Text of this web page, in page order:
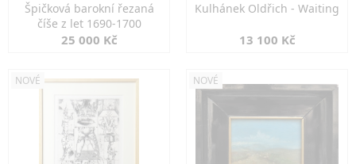
Špičková barokní řezaná
číše z let 1690-1700
25 000 Kč
Kulhánek Oldřich - Waiting
13 100 Kč
NOVÉ NOVÉ